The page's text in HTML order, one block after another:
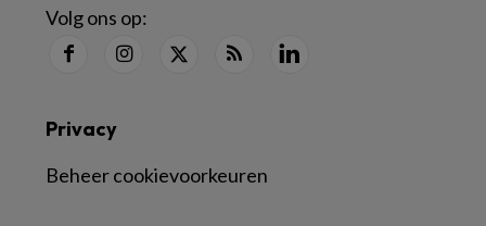
Volg ons op:
Privacy
Beheer cookievoorkeuren